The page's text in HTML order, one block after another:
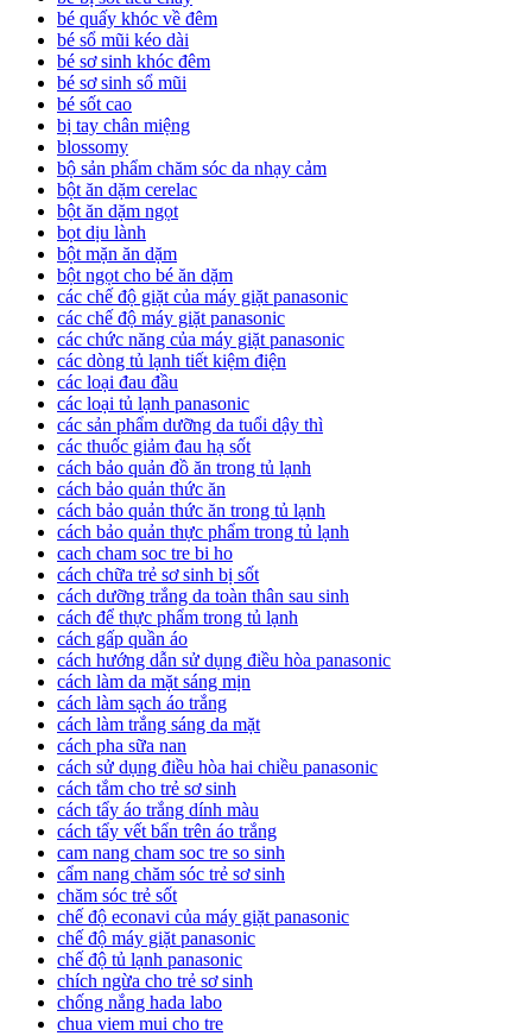
bé quấy khóc về đêm
bé sổ mũi kéo dài
bé sơ sinh khóc đêm
bé sơ sinh sổ mũi
bé sốt cao
bị tay chân miệng
blossomy
bộ sản phẩm chăm sóc da nhạy cảm
bột ăn dặm cerelac
bột ăn dặm ngọt
bọt dịu lành
bột mặn ăn dặm
bột ngọt cho bé ăn dặm
các chế độ giặt của máy giặt panasonic
các chế độ máy giặt panasonic
các chức năng của máy giặt panasonic
các dòng tủ lạnh tiết kiệm điện
các loại đau đầu
các loại tủ lạnh panasonic
các sản phẩm dưỡng da tuổi dậy thì
các thuốc giảm đau hạ sốt
cách bảo quản đồ ăn trong tủ lạnh
cách bảo quản thức ăn
cách bảo quản thức ăn trong tủ lạnh
cách bảo quản thực phẩm trong tủ lạnh
cach cham soc tre bi ho
cách chữa trẻ sơ sinh bị sốt
cách dưỡng trắng da toàn thân sau sinh
cách để thực phẩm trong tủ lạnh
cách gấp quần áo
cách hướng dẫn sử dụng điều hòa panasonic
cách làm da mặt sáng mịn
cách làm sạch áo trắng
cách làm trắng sáng da mặt
cách pha sữa nan
cách sử dụng điều hòa hai chiều panasonic
cách tắm cho trẻ sơ sinh
cách tẩy áo trắng dính màu
cách tẩy vết bẩn trên áo trắng
cam nang cham soc tre so sinh
cẩm nang chăm sóc trẻ sơ sinh
chăm sóc trẻ sốt
chế độ econavi của máy giặt panasonic
chế độ máy giặt panasonic
chế độ tủ lạnh panasonic
chích ngừa cho trẻ sơ sinh
chống nắng hada labo
chua viem mui cho tre